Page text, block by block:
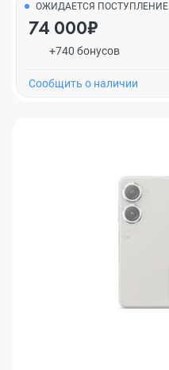
ОЖИДАЕТСЯ ПОСТУПЛЕНИЕ
74 000₽
+740 бонусов
Cообщить о наличии